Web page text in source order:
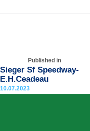
Published in
Sieger Sf Speedway-
E.H.Ceadeau
10.07.2023